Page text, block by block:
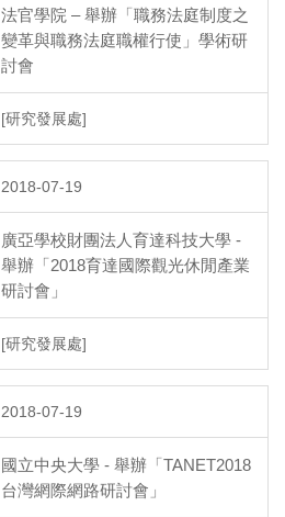
法官學院 – 舉辦「職務法庭制度之
變革與職務法庭職權行使」學術研
討會
[研究發展處]
2018-07-19
廣亞學校財團法人育達科技大學 -
舉辦「2018育達國際觀光休閒產業
研討會」
[研究發展處]
2018-07-19
國立中央大學 - 舉辦「TANET2018
台灣網際網路研討會」